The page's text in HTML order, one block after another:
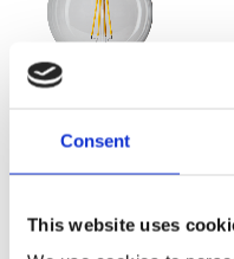
Consent
This website uses
119,00KR
Antal